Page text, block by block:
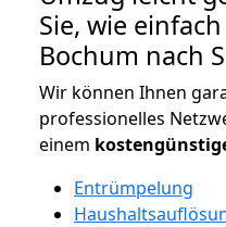
Sie, wie
Bochum nach
Wir können Ihnen
professionelles
einem
Entrümpelung